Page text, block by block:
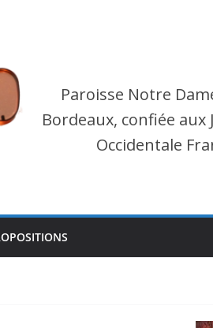
Paroisse Notre
Bordeaux, confiée aux
Occidentale